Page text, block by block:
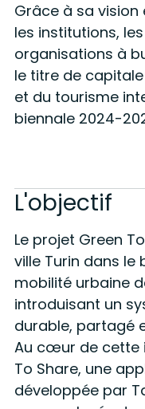
Grâce à sa
les institutions,
organisations à
le titre de
et du tourisme
biennale 2024-
L'objectif
Le projet Green
ville Turin dans
mobilité urbaine
introduisant un
durable, partagé
Au cœur de cette
To Share, une
développée par